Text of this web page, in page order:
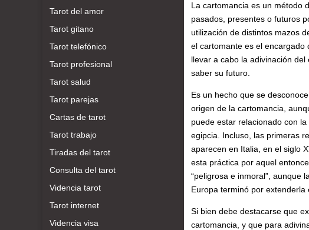
Tarot del amor
Tarot gitano
Tarot telefónico
Tarot profesional
Tarot salud
Tarot parejas
Cartas de tarot
Tarot trabajo
Tiradas del tarot
Consulta del tarot
Videncia tarot
Tarot internet
Videncia visa
La cartomancia es un método
pasados, presentes o futuros
utilización de distintos mazos
el cartomante es el encargado
llevar a cabo la adivinación
saber su futuro.
Es un hecho que se
origen de la cartomancia,
puede estar relacionado con la
egipcia. Incluso, las primeras
aparecen en Italia, en el siglo
esta práctica por aquel
“peligrosa e inmoral”, aunque
Europa terminó por extenderla
Si bien debe destacarse que
cartomancia, y que para